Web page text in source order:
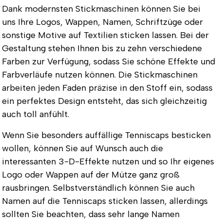
Dank modernsten Stickmaschinen können Sie bei
uns Ihre Logos, Wappen, Namen, Schriftzüge oder
sonstige Motive auf Textilien sticken lassen. Bei der
Gestaltung stehen Ihnen bis zu zehn verschiedene
Farben zur Verfügung, sodass Sie schöne Effekte und
Farbverläufe nutzen können. Die Stickmaschinen
arbeiten jeden Faden präzise in den Stoff ein, sodass
ein perfektes Design entsteht, das sich gleichzeitig
auch toll anfühlt.
Wenn Sie besonders auffällige Tenniscaps besticken
wollen, können Sie auf Wunsch auch die
interessanten 3-D-Effekte nutzen und so Ihr eigenes
Logo oder Wappen auf der Mütze ganz groß
rausbringen. Selbstverständlich können Sie auch
Namen auf die Tenniscaps sticken lassen, allerdings
sollten Sie beachten, dass sehr lange Namen